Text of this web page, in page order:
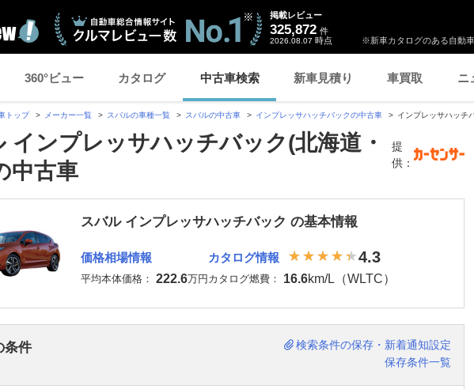
※新車カタログのある自動
掲載レビュー
325,872 件
2026.08.07 時点
360°ビュー カタログ 中古車検索 新車見積り 車買取 ニ
トップ メーカー一覧 スバルの車種一覧 スバルの中古車 インプレッサハッチバックの中古車 インプレッサハッチ
インプレッサハッチバック(北海道・
中古車
提
供：
スバル インプレッサハッチバック の基本情報
価格相場情報
平均本体価格： 222.6万円
カタログ情報 4.3
カタログ燃費： 16.6km/L（WLTC）
条件
検索条件の保存・新着通知設定
保存条件一覧